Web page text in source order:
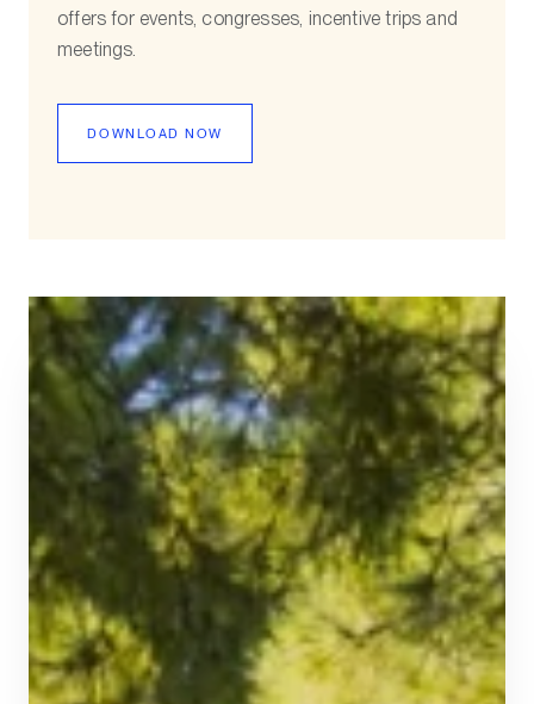
offers for events, congresses, incentive trips and
meetings.
DOWNLOAD NOW